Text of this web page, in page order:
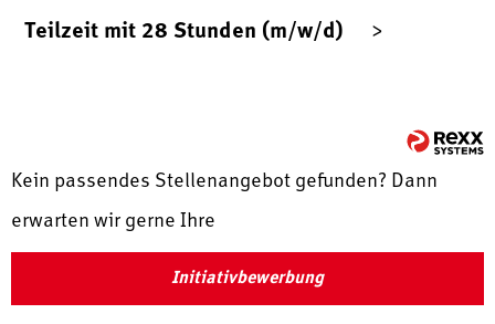
Teilzeit mit 28 Stunden (m/w/d)
Kein passendes Stellenangebot gefunden? Dann
erwarten wir gerne Ihre
Initiativbewerbung